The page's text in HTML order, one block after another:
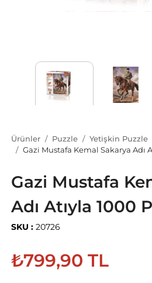
Ürünler Puzzle Yetişkin Puzzle
Gazi Mustafa Kemal Sakarya Adı
Gazi Mustafa
Adı Atıyla 1000
SKU : 20726
₺799,90 TL